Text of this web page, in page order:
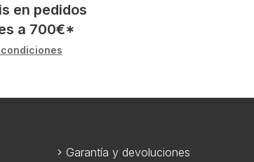
en pedidos
a 700€*
Garantía y devoluciones